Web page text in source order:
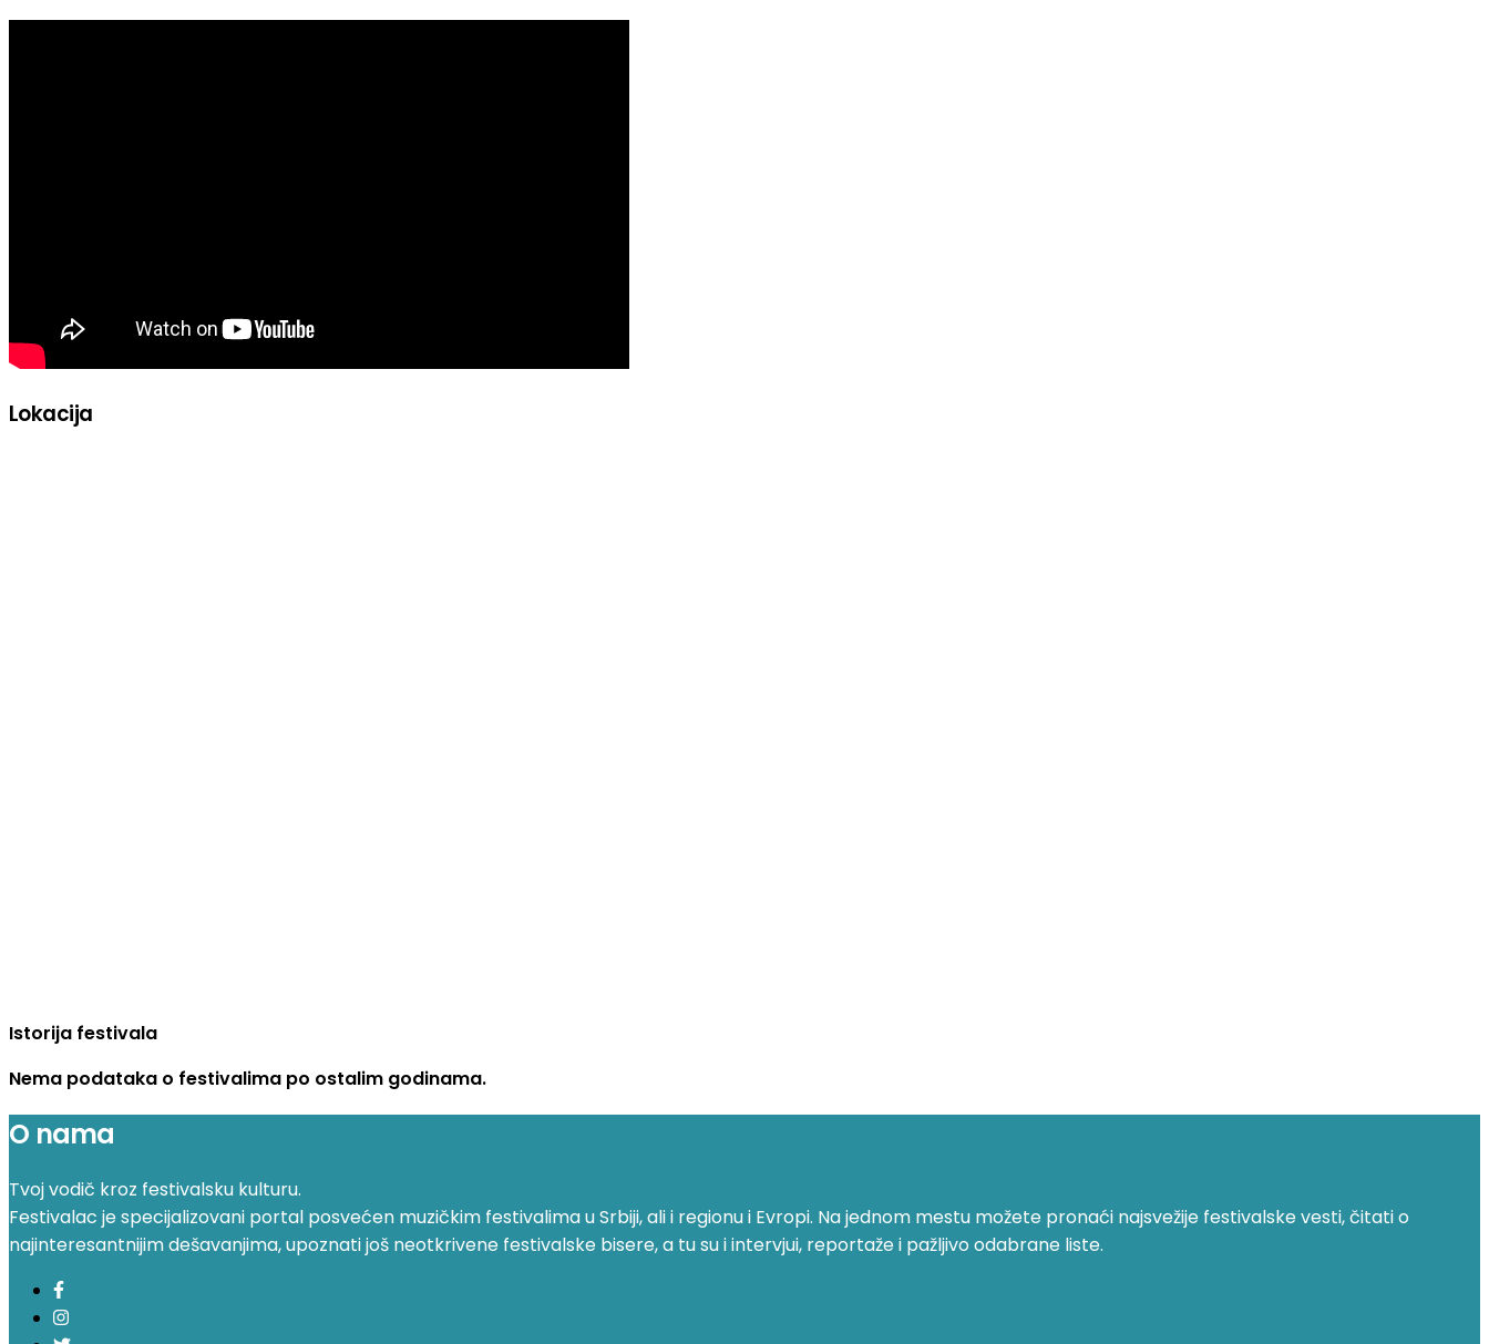
Lokacija
Istorija festivala
Nema podataka o festivalima po ostalim godinama.
O nama
Tvoj vodič kroz festivalsku kulturu.
Festivalac je specijalizovani portal posvećen muzičkim festivalima u Srbiji, ali i regionu i Evropi. Na jednom mestu možete pronaći najsvežije festivalske vesti, čitati o
najinteresantnijim dešavanjima, upoznati još neotkrivene festivalske bisere, a tu su i intervjui, reportaže i pažljivo odabrane liste.